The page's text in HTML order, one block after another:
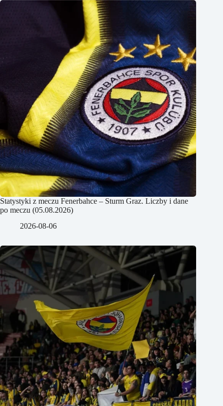
Statystyki z meczu Fenerbahce – Sturm Graz. Liczby i dane
po meczu (05.08.2026)
2026-08-06